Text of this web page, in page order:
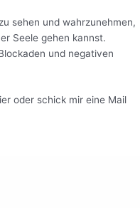
sehen und wahrzunehmen,
Seele gehen kannst.
und negativen
oder schick mir eine Mail